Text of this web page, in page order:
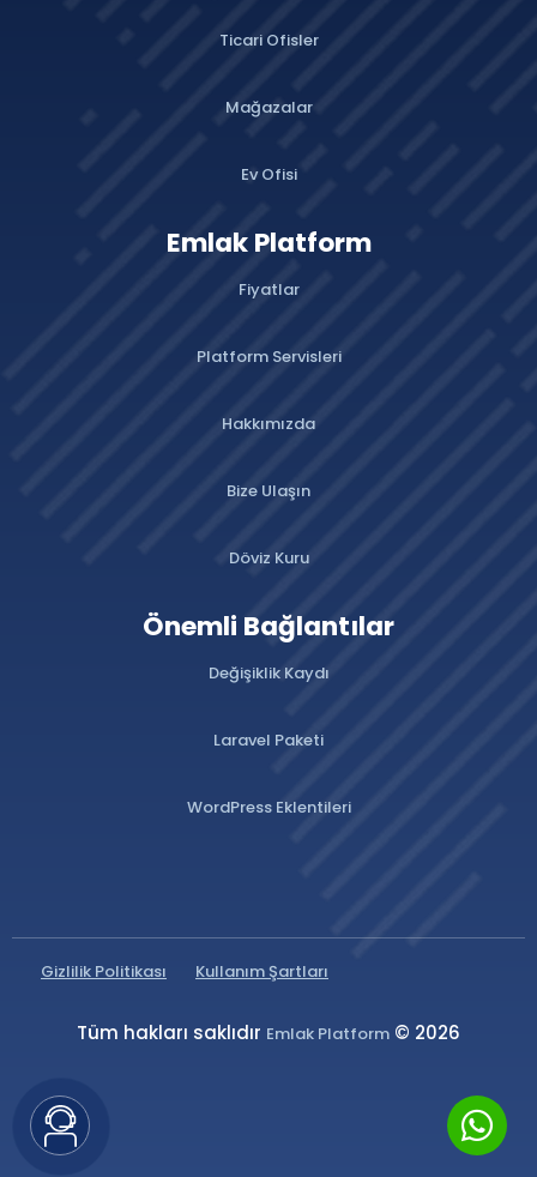
Ticari Ofisler
Mağazalar
Ev Ofisi
Emlak Platform
Fiyatlar
Platform Servisleri
Hakkımızda
Bize Ulaşın
Döviz Kuru
Önemli Bağlantılar
Değişiklik Kaydı
Laravel Paketi
WordPress Eklentileri
Gizlilik Politikası Kullanım Şartları
Tüm hakları saklıdır Emlak Platform © 2026